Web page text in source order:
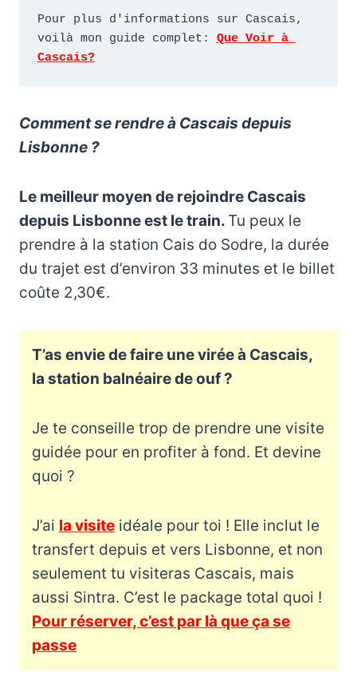
Pour plus d'informations sur Cascais,
voilà mon guide complet: Que Voir à
Cascais?
Comment se rendre à Cascais depuis
Lisbonne ?
Le meilleur moyen de rejoindre Cascais
depuis Lisbonne est le train. Tu peux le
prendre à la station Cais do Sodre, la durée
du trajet est d’environ 33 minutes et le billet
coûte 2,30€.
T’as envie de faire une virée à Cascais,
la station balnéaire de ouf ?
Je te conseille trop de prendre une visite
guidée pour en profiter à fond. Et devine
quoi ?
J’ai la visite idéale pour toi ! Elle inclut le
transfert depuis et vers Lisbonne, et non
seulement tu visiteras Cascais, mais
aussi Sintra. C’est le package total quoi !
Pour réserver, c’est par là que ça se
passe